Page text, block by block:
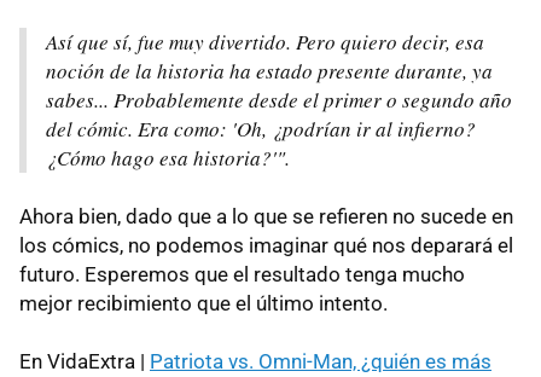
Así que sí, fue muy divertido. Pero quiero decir, esa
noción de la historia ha estado presente durante, ya
sabes... Probablemente desde el primer o segundo año
del cómic. Era como: 'Oh, ¿podrían ir al infierno?
¿Cómo hago esa historia?'".
Ahora bien, dado que a lo que se refieren no sucede en
los cómics, no podemos imaginar qué nos deparará el
futuro. Esperemos que el resultado tenga mucho
mejor recibimiento que el último intento.
En VidaExtra | Patriota vs. Omni-Man, ¿quién es más